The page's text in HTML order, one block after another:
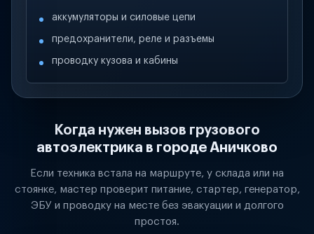
аккумуляторы и силовые цепи
предохранители, реле и разъемы
проводку кузова и кабины
Когда нужен вызов грузового
автоэлектрика в городе Аничково
Если техника встала на маршруте, у склада или на
стоянке, мастер проверит питание, стартер, генератор,
ЭБУ и проводку на месте без эвакуации и долгого
простоя.